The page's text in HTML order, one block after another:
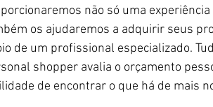
não só uma
os ajudaremos a adquirir seus
de um profissional especializado.
shopper avalia o orçamento
de encontrar o que há de mais